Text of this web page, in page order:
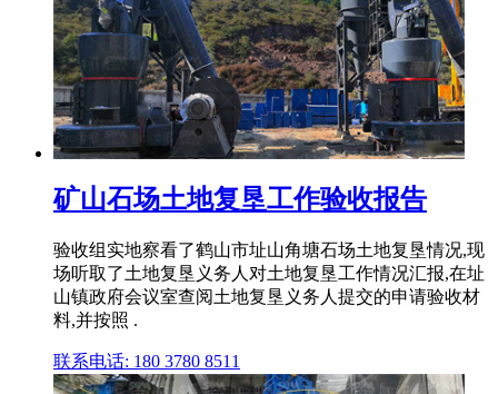
矿山石场土地复垦工作验收报告
验收组实地察看了鹤山市址山角塘石场土地复垦情况,现
场听取了土地复垦义务人对土地复垦工作情况汇报,在址
山镇政府会议室查阅土地复垦义务人提交的申请验收材
料,并按照 .
联系电话: 180 3780 8511